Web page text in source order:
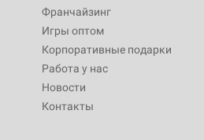
Франчайзинг
Игры оптом
Корпоративные подарки
Работа у нас
Новости
Контакты